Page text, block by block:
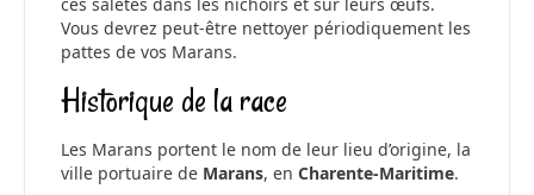
Vous devrez peut-être nettoyer périodiquement les
pattes de vos Marans.
Historique de la race
Les Marans portent le nom de leur lieu d’origine, la
ville portuaire de Marans, en Charente-Maritime.